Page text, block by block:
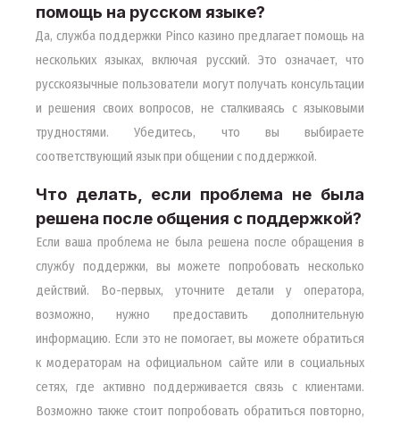
помощь на русском языке?
Да, служба поддержки Pinco казино предлагает помощь на
нескольких языках, включая русский. Это означает, что
русскоязычные пользователи могут получать консультации
и решения своих вопросов, не сталкиваясь с языковыми
трудностями. Убедитесь, что вы выбираете
соответствующий язык при общении с поддержкой.
Что делать, если проблема не была
решена после общения с поддержкой?
Если ваша проблема не была решена после обращения в
службу поддержки, вы можете попробовать несколько
действий. Во-первых, уточните детали у оператора,
возможно, нужно предоставить дополнительную
информацию. Если это не помогает, вы можете обратиться
к модераторам на официальном сайте или в социальных
сетях, где активно поддерживается связь с клиентами.
Возможно также стоит попробовать обратиться повторно,